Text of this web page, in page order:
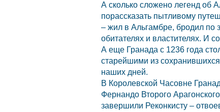
А сколько сложено легенд об
порассказать пытливому
– жил в Альгамбре, бродил по
обитателях и властителях. И
А еще Гранада с 1236 года
старейшими из
наших дней.
В Королевской Часовне
Фернандо Второго
завершили Реконкисту –